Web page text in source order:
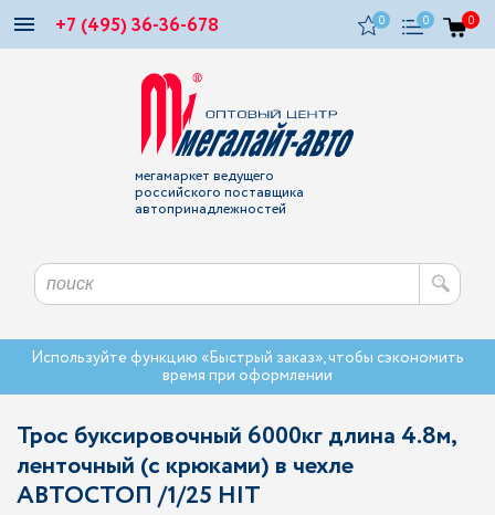
+7 (495) 36-36-678 0 0 0
мегамаркет ведущего
российского поставщика
автопринадлежностей
Используйте функцию «Быстрый заказ», чтобы сэкономить
время при оформлении
Трос буксировочный 6000кг длина 4.8м,
ленточный (с крюками) в чехле
АВТОСТОП /1/25 HIT